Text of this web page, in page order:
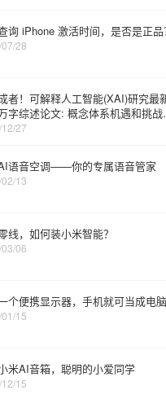
询 iPhone 激活时间，是否是正品
28
者！可解释人工智能(XAI)研究最
字综述论文: 概念体系机遇和挑
责任的人工智能
27
语音空调——你的专属语音管家
13
线，如何装小米智能？
06
个便携显示器，手机就可当成电
15
米AI音箱，聪明的小爱同学
15